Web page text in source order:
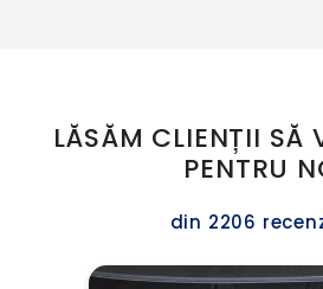
LĂSĂM CLIENȚII SĂ
PENTRU
din 2206